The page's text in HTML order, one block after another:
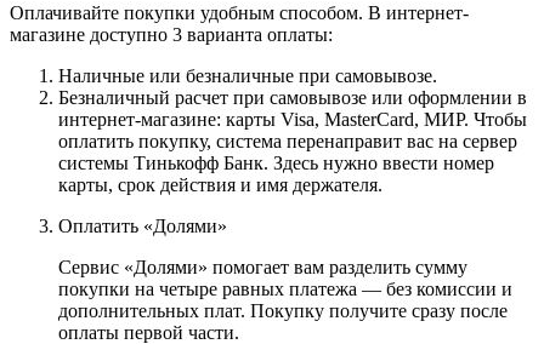
Оплачивайте покупки удобным способом. В интернет-
магазине доступно 3 варианта оплаты:
Наличные или безналичные при самовывозе.
Безналичный расчет при самовывозе или оформлении в
интернет-магазине: карты Visa, MasterCard, МИР. Чтобы
оплатить покупку, система перенаправит вас на сервер
системы Тинькофф Банк. Здесь нужно ввести номер
карты, срок действия и имя держателя.
Оплатить «Долями»
Сервис «Долями» помогает вам разделить сумму
покупки на четыре равных платежа — без комиссии и
дополнительных плат. Покупку получите сразу после
оплаты первой части.